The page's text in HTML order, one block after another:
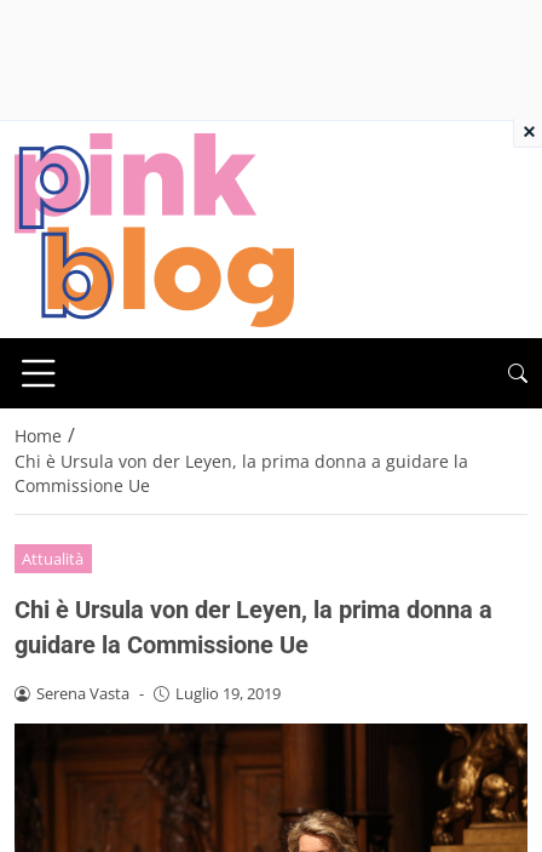
Home /
Chi è Ursula von der Leyen, la prima donna a guidare la
Commissione Ue
Attualità
Chi è Ursula von der Leyen, la prima donna a
guidare la Commissione Ue
Serena Vasta - Luglio 19, 2019
×